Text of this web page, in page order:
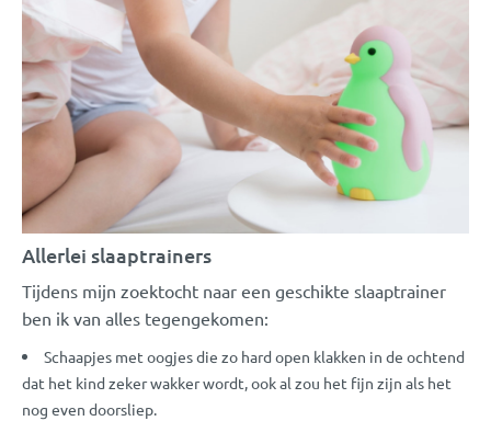
Allerlei slaaptrainers
Tijdens mijn zoektocht naar een geschikte slaaptrainer
ben ik van alles tegengekomen:
Schaapjes met oogjes die zo hard open klakken in de ochtend
dat het kind zeker wakker wordt, ook al zou het fijn zijn als het
nog even doorsliep.